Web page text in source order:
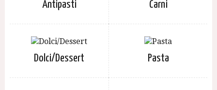
Antipasti Carni
Dolci/Dessert Pasta